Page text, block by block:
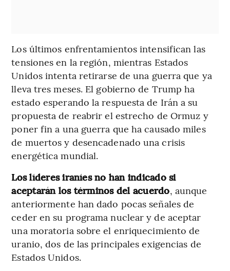
Los últimos enfrentamientos intensifican las
tensiones en la región, mientras Estados
Unidos intenta retirarse de una guerra que ya
lleva tres meses. El gobierno de Trump ha
estado esperando la respuesta de Irán a su
propuesta de reabrir el estrecho de Ormuz y
poner fin a una guerra que ha causado miles
de muertos y desencadenado una crisis
energética mundial.
Los líderes iraníes no han indicado si
aceptarán los términos del acuerdo, aunque
anteriormente han dado pocas señales de
ceder en su programa nuclear y de aceptar
una moratoria sobre el enriquecimiento de
uranio, dos de las principales exigencias de
Estados Unidos.